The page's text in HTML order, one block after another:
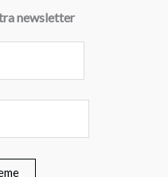
newsletter